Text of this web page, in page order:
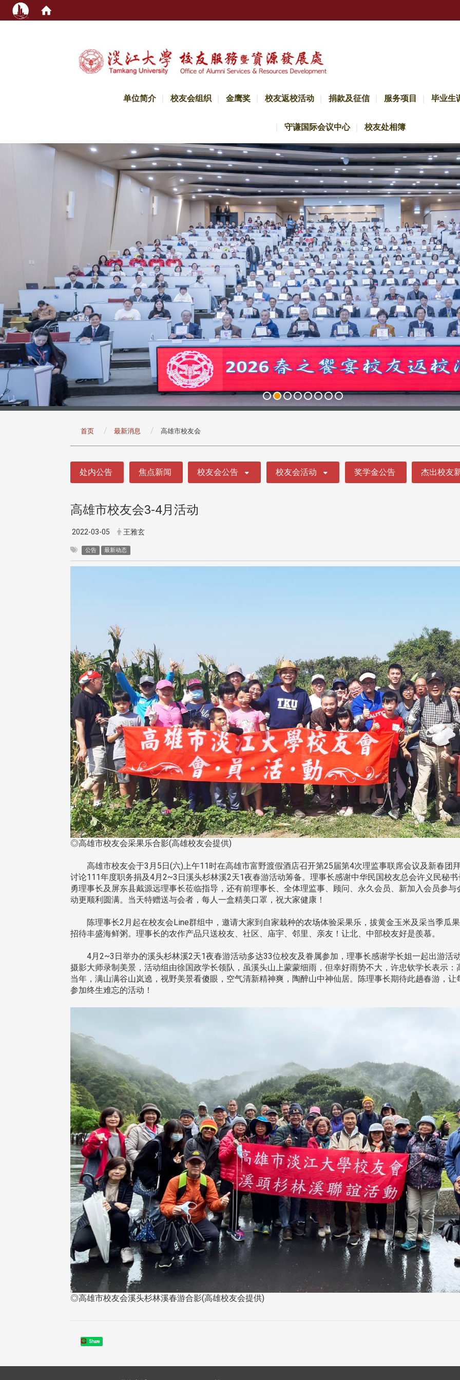
单位简介 校友会组织 金鹰奖 校友返校活动 捐款及征信 服务项目 毕业生
守谦国际会议中心 校友处相簿
首页 最新消息 高雄市校友会
处内公告 焦点新闻 校友会公告 校友会活动 奖学金公告 杰出校友
高雄市校友会3-4月活动
2022-03-05 王雅玄
公告 最新动态
◎高雄市校友会采果乐合影(高雄校友会提供)
高雄市校友会于3月5日(六)上午11时在高雄市富野渡假酒店召开第25届第4次理监事联席会议及新春团
讨论111年度职务捐及4月2~3日溪头杉林溪2天1夜春游活动筹备。理事长感谢中华民国校友总会许义民秘
勇理事长及屏东县戴源远理事长莅临指导，还有前理事长、全体理监事、顾问、永久会员、新加入会员参
动更顺利圆满。当天特赠送与会者，每人一盒精美口罩，祝大家健康！
陈理事长2月起在校友会Line群组中，邀请大家到自家栽种的农场体验采果乐，拔黄金玉米及采当季瓜
招待丰盛海鲜粥。理事长的农作产品只送校友、社区、庙宇、邻里、亲友！让北、中部校友好是羨慕。
4月2~3日举办的溪头杉林溪2天1夜春游活动多达33位校友及眷属参加，理事长感谢学长姐一起出游活
摄影大师录制美景，活动组由徐国政学长领队，虽溪头山上蒙蒙细雨，但幸好雨势不大，许忠钦学长表示
当年，满山满谷山岚遶，视野美景看傻眼，空气清新精神爽，陶醉山中神仙居。陈理事长期待此趟春游，
参加终生难忘的活动！
◎高雄市校友会溪头杉林溪春游合影(高雄校友会提供)
Share